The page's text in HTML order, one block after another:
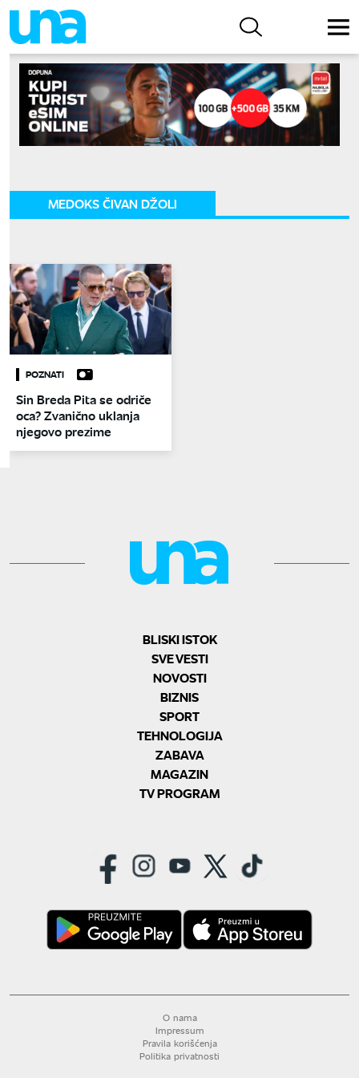
MEDOKS ČIVAN DŽOLI
POZNATI
Sin Breda Pita se odriče
oca? Zvanično uklanja
njegovo prezime
BLISKI ISTOK
SVE VESTI
NOVOSTI
BIZNIS
SPORT
TEHNOLOGIJA
ZABAVA
MAGAZIN
TV PROGRAM
O nama
Impressum
Pravila korišćenja
Politika privatnosti